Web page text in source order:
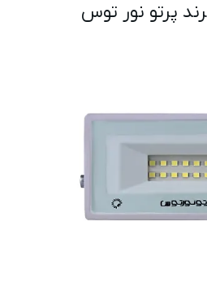
پرتو نور توس